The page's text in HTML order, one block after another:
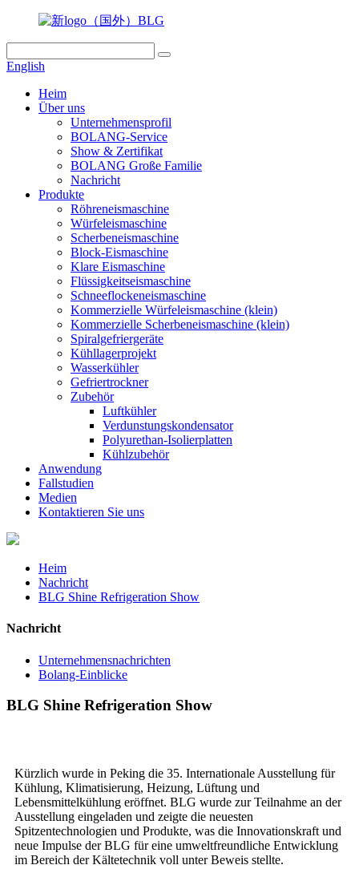
English
Heim
Über uns
Unternehmensprofil
BOLANG-Service
Show & Zertifikat
BOLANG Große Familie
Nachricht
Produkte
Röhreneismaschine
Würfeleismaschine
Scherbeneismaschine
Block-Eismaschine
Klare Eismaschine
Flüssigkeitseismaschine
Schneeflockeneismaschine
Kommerzielle Würfeleismaschine (klein)
Kommerzielle Scherbeneismaschine (klein)
Spiralgefriergeräte
Kühllagerprojekt
Wasserkühler
Gefriertrockner
Zubehör
Luftkühler
Verdunstungskondensator
Polyurethan-Isolierplatten
Kühlzubehör
Anwendung
Fallstudien
Medien
Kontaktieren Sie uns
Heim
Nachricht
BLG Shine Refrigeration Show
Nachricht
Unternehmensnachrichten
Bolang-Einblicke
BLG Shine Refrigeration Show
Kürzlich wurde in Peking die 35. Internationale Ausstellung für
Kühlung, Klimatisierung, Heizung, Lüftung und
Lebensmittelkühlung eröffnet. BLG wurde zur Teilnahme an der
Ausstellung eingeladen und zeigte die neuesten
Spitzentechnologien und Produkte, was die Innovationskraft und
neue Impulse der BLG für eine umweltfreundliche Entwicklung
im Bereich der Kältetechnik voll unter Beweis stellte.